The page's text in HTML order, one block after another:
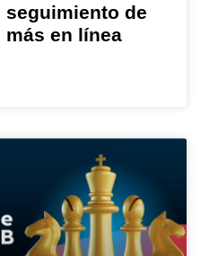
seguimiento de
más en línea